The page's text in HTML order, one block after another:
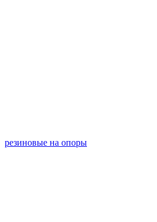
резиновые на опоры